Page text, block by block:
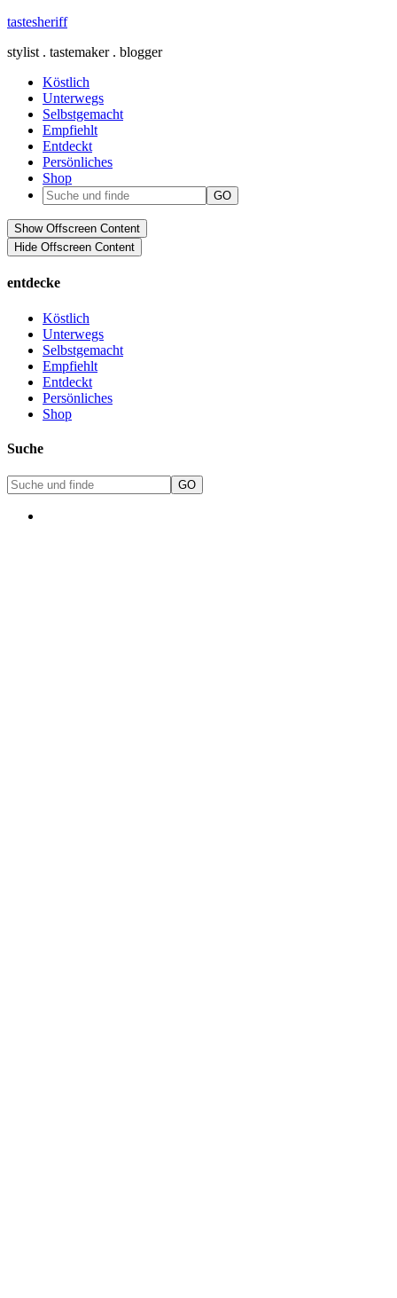
tastesheriff
stylist . tastemaker . blogger
Köstlich
Unterwegs
Selbstgemacht
Empfiehlt
Entdeckt
Persönliches
Shop
Show Offscreen Content
Hide Offscreen Content
entdecke
Köstlich
Unterwegs
Selbstgemacht
Empfiehlt
Entdeckt
Persönliches
Shop
Suche